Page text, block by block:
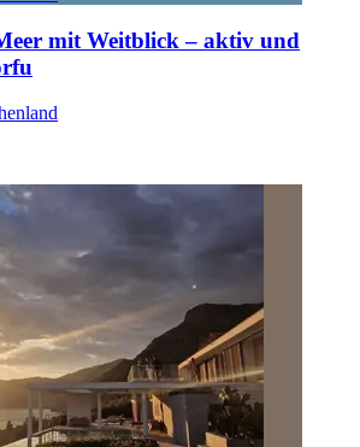
mit Weitblick – aktiv und